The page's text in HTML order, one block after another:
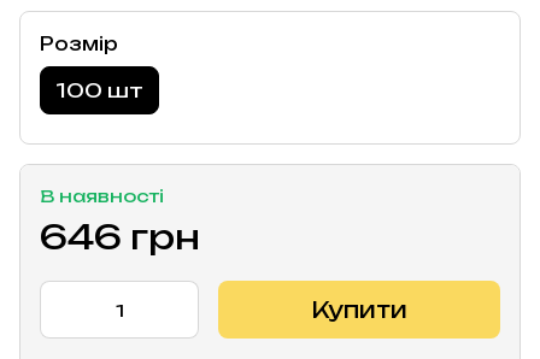
Розмір
100 шт
В наявності
646 грн
Купити